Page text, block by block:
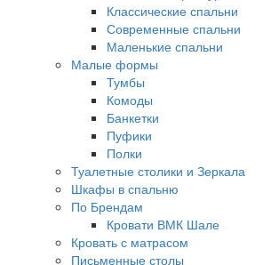
Классические спальни
Современные спальни
Маленькие спальни
Малые формы
Тумбы
Комоды
Банкетки
Пуфики
Полки
Туалетные столики и Зеркала
Шкафы в спальню
По Брендам
Кровати ВМК Шале
Кровать с матрасом
Письменные столы